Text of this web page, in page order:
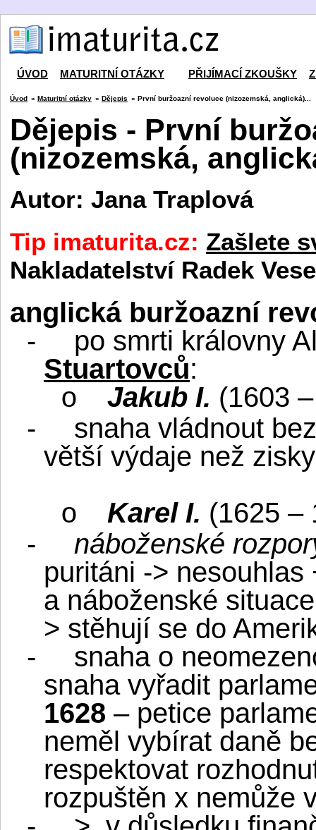
ÚVOD MATURITNÍ OTÁZKY PŘIJÍMACÍ ZKOUŠKY
Úvod » Maturitní otázky » Dějepis » První buržoazní revoluce (nizozemská, anglická)...
Dějepis - První
(nizozemská,
Autor: Jana Traplová
Tip imaturita.cz: Zašlete
Nakladatelství Radek
anglická buržoazní
-
po smrti královny
Stuartovců:
o Jakub I. (1603
-
snaha vládnout
větší výdaje než
o Karel I. (1625 –
-
náboženské
puritáni ->
a náboženské
> stěhují se do
-
snaha o
snaha vyřadit
1628 – petice
neměl vybírat daně
respektovat
rozpuštěn x nemůže